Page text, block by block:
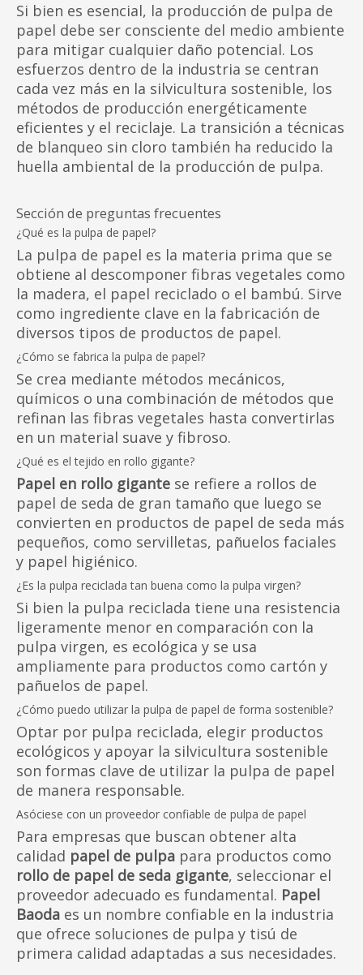
Si bien es esencial, la producción de pulpa de
papel debe ser consciente del medio ambiente
para mitigar cualquier daño potencial. Los
esfuerzos dentro de la industria se centran
cada vez más en la silvicultura sostenible, los
métodos de producción energéticamente
eficientes y el reciclaje. La transición a técnicas
de blanqueo sin cloro también ha reducido la
huella ambiental de la producción de pulpa.
Sección de preguntas frecuentes
¿Qué es la pulpa de papel?
La pulpa de papel es la materia prima que se
obtiene al descomponer fibras vegetales como
la madera, el papel reciclado o el bambú. Sirve
como ingrediente clave en la fabricación de
diversos tipos de productos de papel.
¿Cómo se fabrica la pulpa de papel?
Se crea mediante métodos mecánicos,
químicos o una combinación de métodos que
refinan las fibras vegetales hasta convertirlas
en un material suave y fibroso.
¿Qué es el tejido en rollo gigante?
Papel en rollo gigante se refiere a rollos de
papel de seda de gran tamaño que luego se
convierten en productos de papel de seda más
pequeños, como servilletas, pañuelos faciales
y papel higiénico.
¿Es la pulpa reciclada tan buena como la pulpa virgen?
Si bien la pulpa reciclada tiene una resistencia
ligeramente menor en comparación con la
pulpa virgen, es ecológica y se usa
ampliamente para productos como cartón y
pañuelos de papel.
¿Cómo puedo utilizar la pulpa de papel de forma sostenible?
Optar por pulpa reciclada, elegir productos
ecológicos y apoyar la silvicultura sostenible
son formas clave de utilizar la pulpa de papel
de manera responsable.
Asóciese con un proveedor confiable de pulpa de papel
Para empresas que buscan obtener alta
calidad papel de pulpa para productos como
rollo de papel de seda gigante, seleccionar el
proveedor adecuado es fundamental. Papel
Baoda es un nombre confiable en la industria
que ofrece soluciones de pulpa y tisú de
primera calidad adaptadas a sus necesidades.